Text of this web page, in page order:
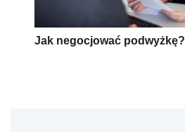
Jak negocjować podwyżkę?